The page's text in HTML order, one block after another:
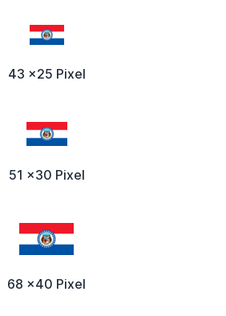
43 x25 Pixel
51 x30 Pixel
68 x40 Pixel